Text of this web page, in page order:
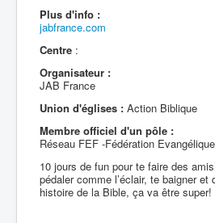
Plus d'info :
jabfrance.com
Centre :
Organisateur :
JAB France
Union d'églises : Action Biblique
Membre officiel d'un pôle :
Réseau FEF -Fédération
10 jours de fun pour te faire des
pédaler comme l’éclair, te baigner et
histoire de la Bible, ça va être super!